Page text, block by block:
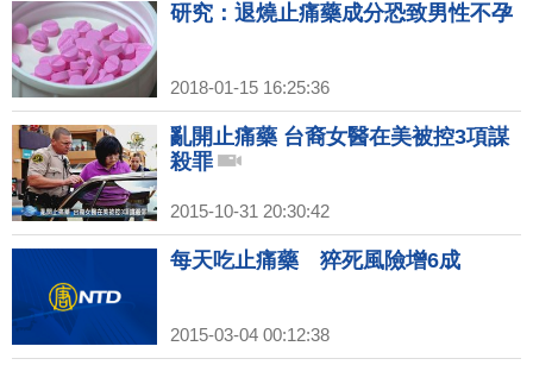
研究：退燒止痛藥成分恐致男性不孕
2018-01-15 16:25:36
亂開止痛藥 台裔女醫在美被控3項謀
殺罪
2015-10-31 20:30:42
每天吃止痛藥 猝死風險增6成
2015-03-04 00:12:38